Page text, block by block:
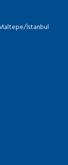
İstanbul